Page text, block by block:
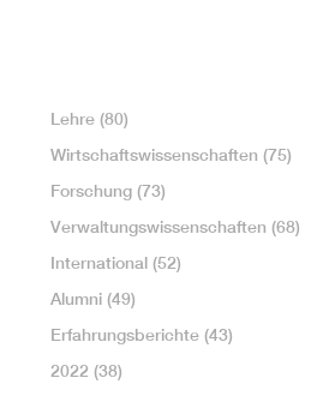
Lehre (80)
Wirtschaftswissenschaften (75)
Forschung (73)
Verwaltungswissenschaften (68)
International (52)
Alumni (49)
Erfahrungsberichte (43)
2022 (38)